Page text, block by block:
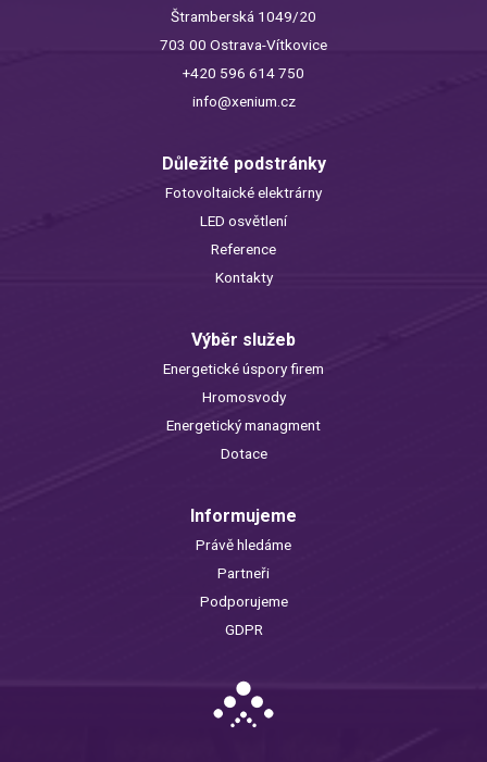
Štramberská 1049/20
703 00 Ostrava-Vítkovice
+420 596 614 750
info@xenium.cz
Důležité podstránky
Fotovoltaické elektrárny
LED osvětlení
Reference
Kontakty
Výběr služeb
Energetické úspory firem
Hromosvody
Energetický managment
Dotace
Informujeme
Právě hledáme
Partneři
Podporujeme
GDPR